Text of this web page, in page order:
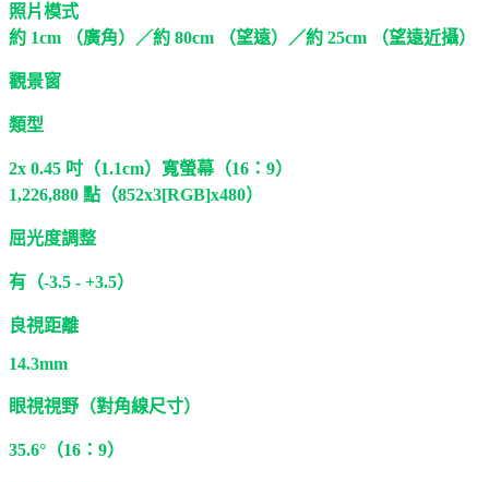
照片模式
約 1cm （廣角）／約 80cm （望遠）／約 25cm （望遠近攝）
觀景窗
類型
2x 0.45 吋（1.1cm）寬螢幕（16：9）
1,226,880 點（852x3[RGB]x480）
屈光度調整
有（-3.5 - +3.5）
良視距離
14.3mm
眼視視野（對角線尺寸）
35.6°（16：9）